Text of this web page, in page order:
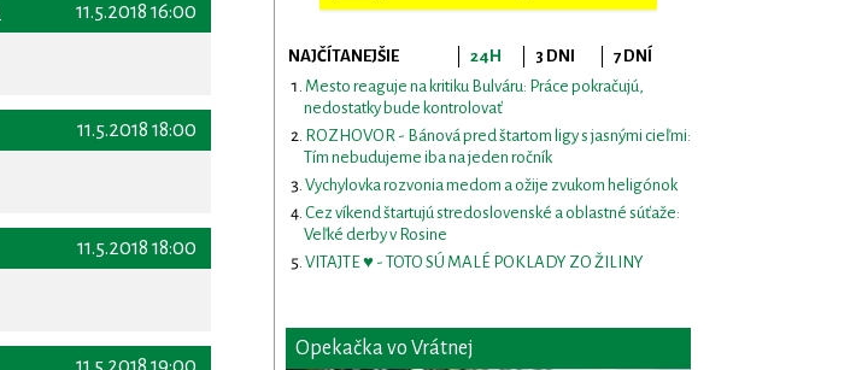
11.5.2018 16:00
11.5.2018 18:00
11.5.2018 18:00
NAJČÍTANEJŠIE 24H 3 DNI
7 DNÍ
Mesto reaguje na kritiku Bulváru: Práce pokračujú,
nedostatky bude kontrolovať
ROZHOVOR - Bánová pred štartom ligy s jasnými cieľmi:
Tím nebudujeme iba na jeden ročník
Vychylovka rozvonia medom a ožije zvukom heligónok
Cez víkend štartujú stredoslovenské a oblastné súťaže:
Veľké derby v Rosine
VITAJTE ♥ - TOTO SÚ MALÉ POKLADY ZO ŽILINY
Opekačka vo Vrátnej